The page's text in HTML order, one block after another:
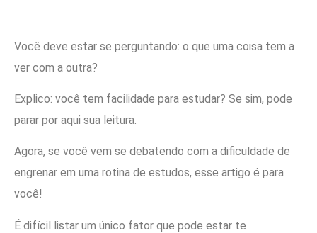
Você deve estar se perguntando: o que uma coisa tem a
ver com a outra?
Explico: você tem facilidade para estudar? Se sim, pode
parar por aqui sua leitura.
Agora, se você vem se debatendo com a dificuldade de
engrenar em uma rotina de estudos, esse artigo é para
você!
É difícil listar um único fator que pode estar te